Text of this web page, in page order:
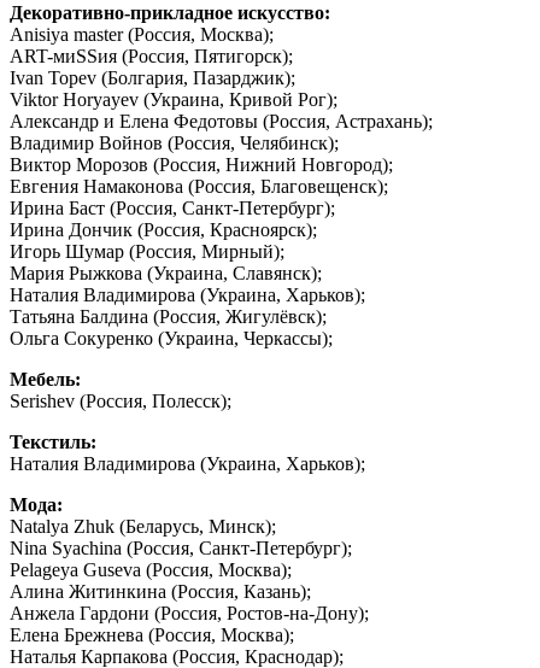
Декоративно-прикладное искусство:
Anisiya master (Россия, Москва);
ART-миSSия (Россия, Пятигорск);
Ivan Topev (Болгария, Пазарджик);
Viktor Horyayev (Украина, Кривой Рог);
Александр и Елена Федотовы (Россия, Астрахань);
Владимир Войнов (Россия, Челябинск);
Виктор Морозов (Россия, Нижний Новгород);
Евгения Намаконова (Россия, Благовещенск);
Ирина Баст (Россия, Санкт-Петербург);
Ирина Дончик (Россия, Красноярск);
Игорь Шумар (Россия, Мирный);
Мария Рыжкова (Украина, Славянск);
Наталия Владимирова (Украина, Харьков);
Татьяна Балдина (Россия, Жигулёвск);
Ольга Сокуренко (Украина, Черкассы);
Мебель:
Serishev (Россия, Полесск);
Текстиль:
Наталия Владимирова (Украина, Харьков);
Мода:
Natalya Zhuk (Беларусь, Минск);
Nina Syachina (Россия, Санкт-Петербург);
Pelageya Guseva (Россия, Москва);
Алина Житинкина (Россия, Казань);
Анжела Гардони (Россия, Ростов-на-Дону);
Елена Брежнева (Россия, Москва);
Наталья Карпакова (Россия, Краснодар);